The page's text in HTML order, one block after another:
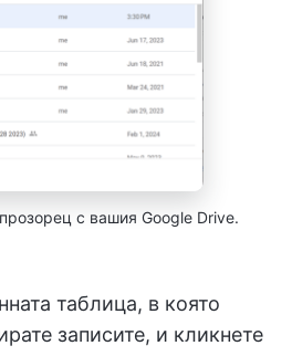
с вашия Google Drive.
таблица, в която
записите, и кликнете